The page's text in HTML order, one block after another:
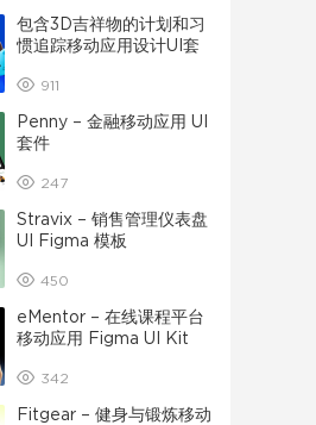
包含3D吉祥物的计划和习
惯追踪移动应用设计UI套
911
Penny – 金融移动应用 UI
套件
247
Stravix – 销售管理仪表盘
UI Figma 模板
450
eMentor – 在线课程平台
移动应用 Figma UI Kit
342
Fitgear – 健身与锻炼移动